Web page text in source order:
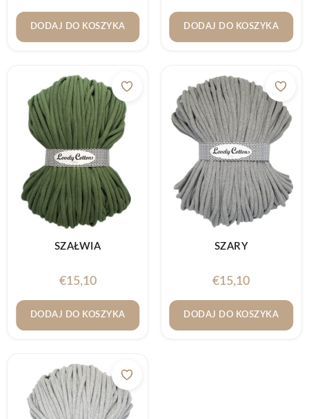
DODAJ DO KOSZYKA DODAJ DO KOSZYKA
SZAŁWIA
€15,10
DODAJ DO KOSZYKA
SZARY
€15,10
DODAJ DO KOSZYKA